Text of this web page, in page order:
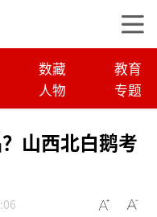
数藏
教育
人物 专题
山西北白鹅考